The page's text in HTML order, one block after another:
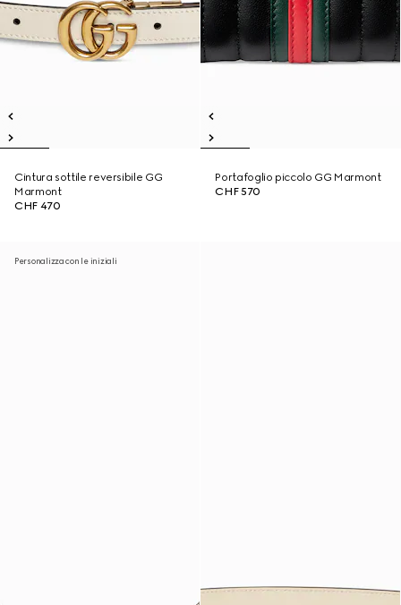
Cintura sottile reversibile GG
Marmont
CHF 470
Portafoglio piccolo GG Marmont
CHF 570
Personalizza con le iniziali